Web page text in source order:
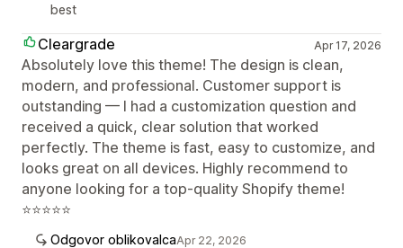
best
Cleargrade Apr 17, 2026
Absolutely love this theme! The design is clean,
modern, and professional. Customer support is
outstanding — I had a customization question and
received a quick, clear solution that worked
perfectly. The theme is fast, easy to customize, and
looks great on all devices. Highly recommend to
anyone looking for a top-quality Shopify theme!
⭐⭐⭐⭐⭐
Odgovor oblikovalcaApr 22, 2026